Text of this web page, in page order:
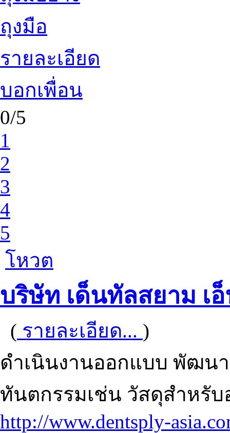
ถุงมือ
รายละเอียด
บอกเพื่อน
0/5
1
2
3
4
5
โหวต
บริษัท เด็นทัลสยาม เ
( รายละเอียด... )
ดำเนินงานออกแบบ พัฒน
ทันตกรรมเช่น วัสดุสำหรั
http://www.dentsply-